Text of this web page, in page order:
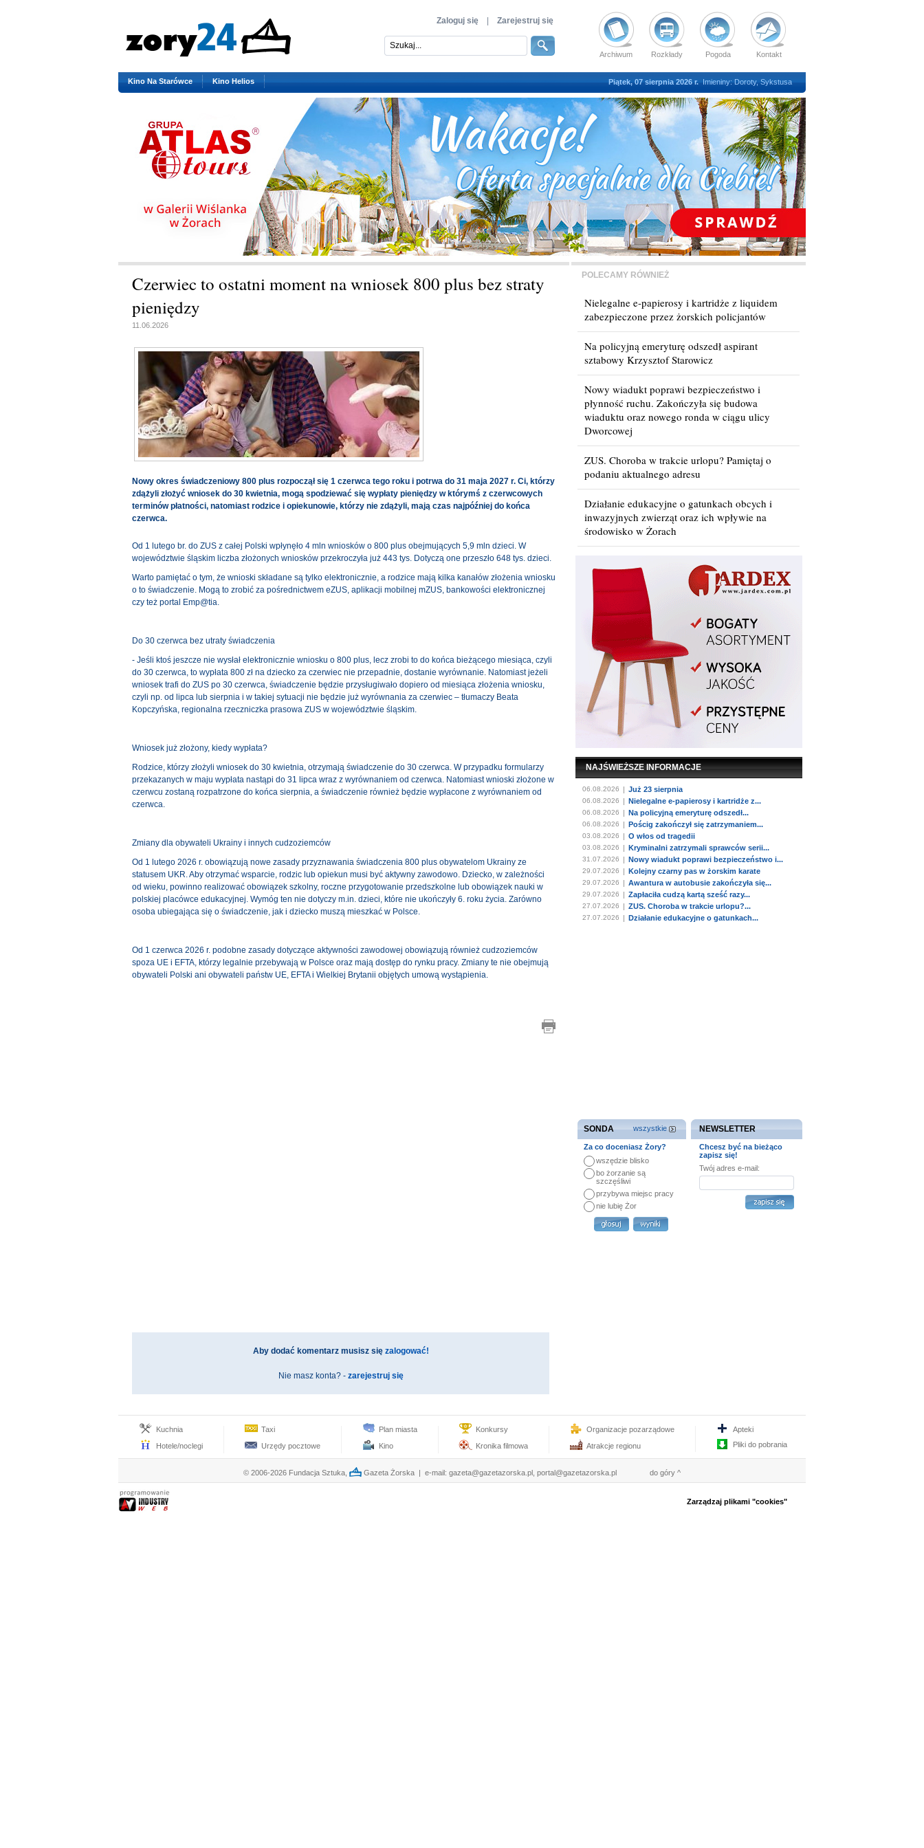
Archiwum Rozkłady Pogoda Kontakt
Zaloguj się Zarejestruj się
Kino Na Starówce Kino Helios Piątek, 07 sierpnia 2026 r. Imieniny: Doroty, Sykstusa
Czerwiec to ostatni moment na wniosek 800 plus bez straty
pieniędzy
11.06.2026
Nowy okres świadczeniowy 800 plus rozpoczął się 1 czerwca tego roku i potrwa do 31 maja 2027 r. Ci, którzy
zdążyli złożyć wniosek do 30 kwietnia, mogą spodziewać się wypłaty pieniędzy w którymś z czerwcowych
terminów płatności, natomiast rodzice i opiekunowie, którzy nie zdążyli, mają czas najpóźniej do końca
czerwca.
Od 1 lutego br. do ZUS z całej Polski wpłynęło 4 mln wniosków o 800 plus obejmujących 5,9 mln dzieci. W
województwie śląskim liczba złożonych wniosków przekroczyła już 443 tys. Dotyczą one przeszło 648 tys. dzieci.
Warto pamiętać o tym, że wnioski składane są tylko elektronicznie, a rodzice mają kilka kanałów złożenia wniosku
o to świadczenie. Mogą to zrobić za pośrednictwem eZUS, aplikacji mobilnej mZUS, bankowości elektronicznej
czy też portal Emp@tia.
Do 30 czerwca bez utraty świadczenia
- Jeśli ktoś jeszcze nie wysłał elektronicznie wniosku o 800 plus, lecz zrobi to do końca bieżącego miesiąca, czyli
do 30 czerwca, to wypłata 800 zł na dziecko za czerwiec nie przepadnie, dostanie wyrównanie. Natomiast jeżeli
wniosek trafi do ZUS po 30 czerwca, świadczenie będzie przysługiwało dopiero od miesiąca złożenia wniosku,
czyli np. od lipca lub sierpnia i w takiej sytuacji nie będzie już wyrównania za czerwiec – tłumaczy Beata
Kopczyńska, regionalna rzeczniczka prasowa ZUS w województwie śląskim.
Wniosek już złożony, kiedy wypłata?
Rodzice, którzy złożyli wniosek do 30 kwietnia, otrzymają świadczenie do 30 czerwca. W przypadku formularzy
przekazanych w maju wypłata nastąpi do 31 lipca wraz z wyrównaniem od czerwca. Natomiast wnioski złożone w
czerwcu zostaną rozpatrzone do końca sierpnia, a świadczenie również będzie wypłacone z wyrównaniem od
czerwca.
Zmiany dla obywateli Ukrainy i innych cudzoziemców
Od 1 lutego 2026 r. obowiązują nowe zasady przyznawania świadczenia 800 plus obywatelom Ukrainy ze
statusem UKR. Aby otrzymać wsparcie, rodzic lub opiekun musi być aktywny zawodowo. Dziecko, w zależności
od wieku, powinno realizować obowiązek szkolny, roczne przygotowanie przedszkolne lub obowiązek nauki w
polskiej placówce edukacyjnej. Wymóg ten nie dotyczy m.in. dzieci, które nie ukończyły 6. roku życia. Zarówno
osoba ubiegająca się o świadczenie, jak i dziecko muszą mieszkać w Polsce.
Od 1 czerwca 2026 r. podobne zasady dotyczące aktywności zawodowej obowiązują również cudzoziemców
spoza UE i EFTA, którzy legalnie przebywają w Polsce oraz mają dostęp do rynku pracy. Zmiany te nie obejmują
obywateli Polski ani obywateli państw UE, EFTA i Wielkiej Brytanii objętych umową wystąpienia.
Aby dodać komentarz musisz się zalogować!
Nie masz konta? - zarejestruj się
POLECAMY RÓWNIEŻ
Nielegalne e-papierosy i kartridże z liquidem
zabezpieczone przez żorskich policjantów
Na policyjną emeryturę odszedł aspirant
sztabowy Krzysztof Starowicz
Nowy wiadukt poprawi bezpieczeństwo i
płynność ruchu. Zakończyła się budowa
wiaduktu oraz nowego ronda w ciągu ulicy
Dworcowej
ZUS. Choroba w trakcie urlopu? Pamiętaj o
podaniu aktualnego adresu
Działanie edukacyjne o gatunkach obcych i
inwazyjnych zwierząt oraz ich wpływie na
środowisko w Żorach
NAJŚWIEŻSZE INFORMACJE
06.08.2026 | Już 23 sierpnia
06.08.2026 | Nielegalne e-papierosy i kartridże z...
06.08.2026 | Na policyjną emeryturę odszedł...
06.08.2026 | Pościg zakończył się zatrzymaniem...
03.08.2026 | O włos od tragedii
03.08.2026 | Kryminalni zatrzymali sprawców serii...
31.07.2026 | Nowy wiadukt poprawi bezpieczeństwo i...
29.07.2026 | Kolejny czarny pas w żorskim karate
29.07.2026 | Awantura w autobusie zakończyła się...
29.07.2026 | Zapłaciła cudzą kartą sześć razy...
27.07.2026 | ZUS. Choroba w trakcie urlopu?...
27.07.2026 | Działanie edukacyjne o gatunkach...
SONDA wszystkie
Za co doceniasz Żory?
wszędzie blisko
bo żorzanie są
szczęśliwi
przybywa miejsc pracy
nie lubię Żor
NEWSLETTER
Chcesz być na bieżąco
zapisz się!
Twój adres e-mail:
Kuchnia
Hotele/noclegi
Taxi
Urzędy pocztowe
Plan miasta
Kino
Konkursy
Kronika filmowa
Organizacje pozarządowe
Atrakcje regionu
Apteki
Pliki do pobrania
© 2006-2026 Fundacja Sztuka, Gazeta Żorska | e-mail: gazeta@gazetazorska.pl portal@gazetazorska.pl do góry ^
Zarządzaj plikami "cookies"